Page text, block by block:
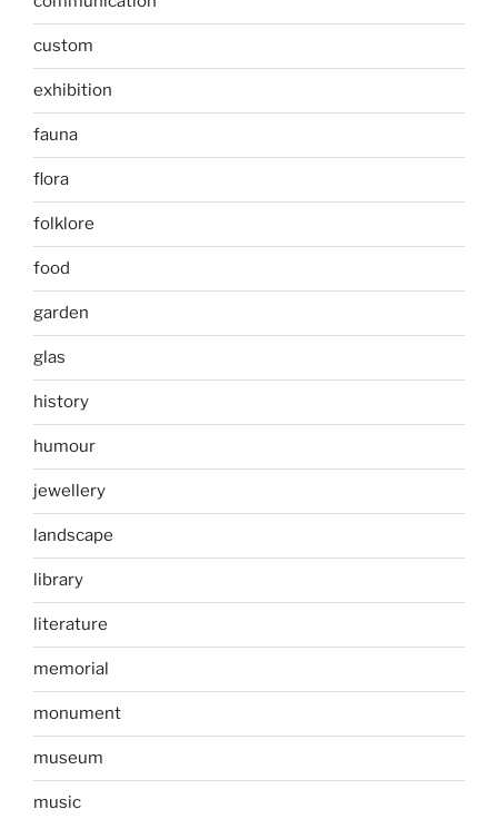
custom
exhibition
fauna
flora
folklore
food
garden
glas
history
humour
jewellery
landscape
library
literature
memorial
monument
museum
music